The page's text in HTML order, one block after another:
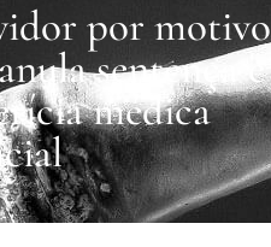
por motivo
sentença e
médica